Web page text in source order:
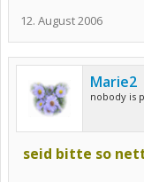
12. August 2006
Marie2
nobody is
seid bitte so